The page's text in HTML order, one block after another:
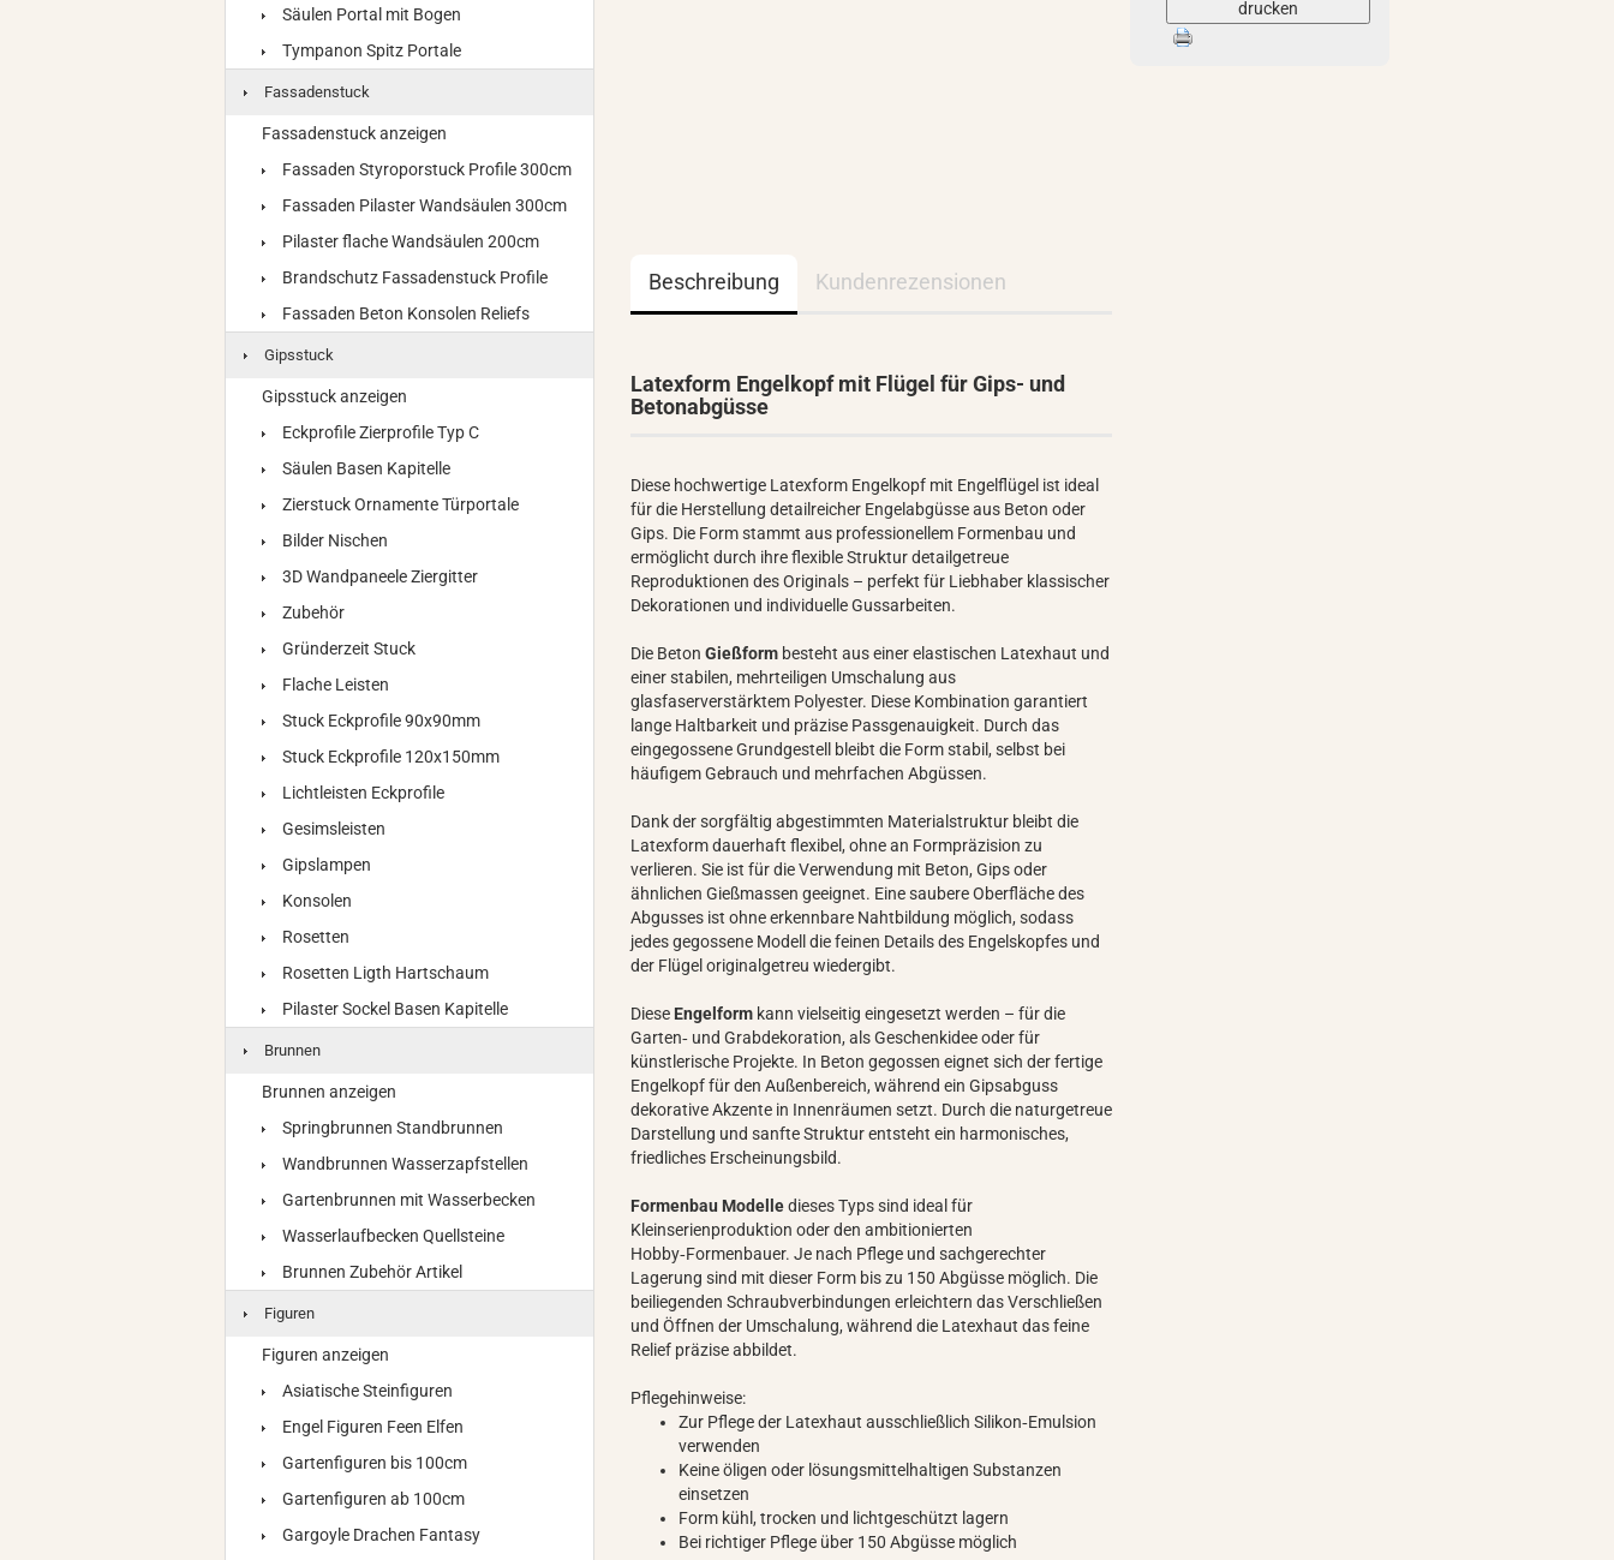
drucken
Beschreibung Kundenrezensionen
Latexform Engelkopf mit Flügel für Gips- und
Betonabgüsse
Diese hochwertige Latexform Engelkopf mit Engelflügel ist ideal
für die Herstellung detailreicher Engelabgüsse aus Beton oder
Gips. Die Form stammt aus professionellem Formenbau und
ermöglicht durch ihre flexible Struktur detailgetreue
Reproduktionen des Originals – perfekt für Liebhaber klassischer
Dekorationen und individuelle Gussarbeiten.
Die BetonGießform besteht aus einer elastischen Latexhaut und
einer stabilen, mehrteiligen Umschalung aus
glasfaserverstärktem Polyester. Diese Kombination garantiert
lange Haltbarkeit und präzise Passgenauigkeit. Durch das
eingegossene Grundgestell bleibt die Form stabil, selbst bei
häufigem Gebrauch und mehrfachen Abgüssen.
Dank der sorgfältig abgestimmten Materialstruktur bleibt die
Latexform dauerhaft flexibel, ohne an Formpräzision zu
verlieren. Sie ist für die Verwendung mit Beton, Gips oder
ähnlichen Gießmassen geeignet. Eine saubere Oberfläche des
Abgusses ist ohne erkennbare Nahtbildung möglich, sodass
jedes gegossene Modell die feinen Details des Engelskopfes und
der Flügel originalgetreu wiedergibt.
Diese Engelform kann vielseitig eingesetzt werden – für die
Garten‑ und Grabdekoration, als Geschenkidee oder für
künstlerische Projekte. In Beton gegossen eignet sich der fertige
Engelkopf für den Außenbereich, während ein Gipsabguss
dekorative Akzente in Innenräumen setzt. Durch die naturgetreue
Darstellung und sanfte Struktur entsteht ein harmonisches,
friedliches Erscheinungsbild.
Formenbau Modelledieses Typs sind ideal für
Kleinserienproduktion oder den ambitionierten
Hobby‑Formenbauer. Je nach Pflege und sachgerechter
Lagerung sind mit dieser Form bis zu 150 Abgüsse möglich. Die
beiliegenden Schraubverbindungen erleichtern das Verschließen
und Öffnen der Umschalung, während die Latexhaut das feine
Relief präzise abbildet.
Pflegehinweise:
Zur Pflege der Latexhaut ausschließlich Silikon‑Emulsion
verwenden
Keine öligen oder lösungsmittelhaltigen Substanzen
einsetzen
Form kühl, trocken und lichtgeschützt lagern
Bei richtiger Pflege über 150 Abgüsse möglich
Säulen Portal mit Bogen
Tympanon Spitz Portale
Fassadenstuck
Fassadenstuck anzeigen
Fassaden Styroporstuck Profile 300cm
Fassaden Pilaster Wandsäulen 300cm
Pilaster flache Wandsäulen 200cm
Brandschutz Fassadenstuck Profile
Fassaden Beton Konsolen Reliefs
Gipsstuck
Gipsstuck anzeigen
Eckprofile Zierprofile Typ C
Säulen Basen Kapitelle
Zierstuck Ornamente Türportale
Bilder Nischen
3D Wandpaneele Ziergitter
Zubehör
Gründerzeit Stuck
Flache Leisten
Stuck Eckprofile 90x90mm
Stuck Eckprofile 120x150mm
Lichtleisten Eckprofile
Gesimsleisten
Gipslampen
Konsolen
Rosetten
Rosetten Ligth Hartschaum
Pilaster Sockel Basen Kapitelle
Brunnen
Brunnen anzeigen
Springbrunnen Standbrunnen
Wandbrunnen Wasserzapfstellen
Gartenbrunnen mit Wasserbecken
Wasserlaufbecken Quellsteine
Brunnen Zubehör Artikel
Figuren
Figuren anzeigen
Asiatische Steinfiguren
Engel Figuren Feen Elfen
Gartenfiguren bis 100cm
Gartenfiguren ab 100cm
Gargoyle Drachen Fantasy